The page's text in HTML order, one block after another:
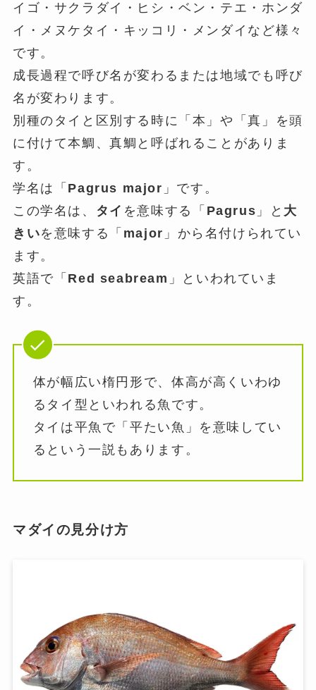
イゴ・サクラダイ・ヒシ・ベン・テエ・ホンダ
イ・メヌケタイ・キッコリ・メンダイなど様々
です。
成長過程で呼び名が変わるまたは地域でも呼び
名が変わります。
別種のタイと区別する時に「本」や「真」を頭
に付けて本鯛、真鯛と呼ばれることがありま
す。
学名は「 Pagrus major 」です。
この学名は、
タイ を意味する「 Pagrus 」と 大
きいを意味する「 major 」から名付けられてい
ます。
英語で「 Red seabream 」といわれていま
す。
体が幅広い楕円形で、体高が高くいわゆ
るタイ型といわれる魚です。
タイは平魚で「平たい魚」を意味してい
るという一説もあります。
マダイの見分け方